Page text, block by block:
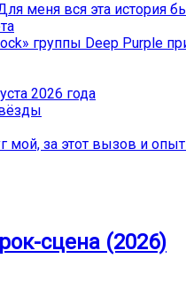
меня вся эта история
группы Deep Purple
2026 года
за этот вызов и
сцена (2026)